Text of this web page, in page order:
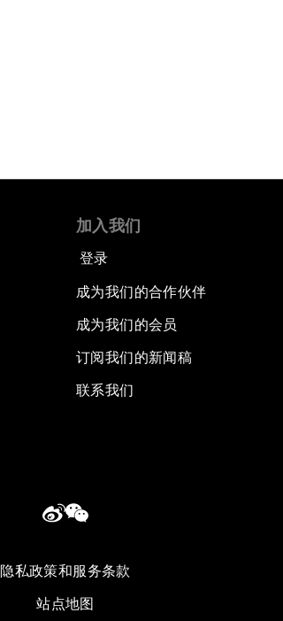
加入我们
登录
成为我们的合作伙伴
成为我们的会员
订阅我们的新闻稿
联系我们
隐私政策和服务条款
站点地图